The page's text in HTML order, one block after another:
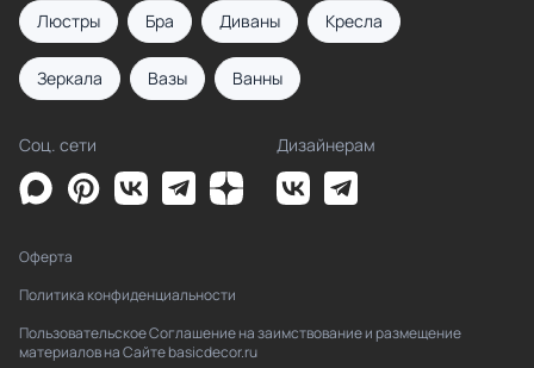
Люстры Бра Диваны Кресла
Зеркала Вазы Ванны
Соц. сети Дизайнерам
Оферта
Политика конфиденциальности
Пользовательское Соглашение на заимствование и размещение
материалов на Сайте basicdecor.ru